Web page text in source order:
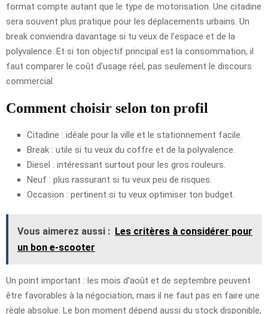
format compte autant que le type de motorisation. Une citadine
sera souvent plus pratique pour les déplacements urbains. Un
break conviendra davantage si tu veux de l’espace et de la
polyvalence. Et si ton objectif principal est la consommation, il
faut comparer le coût d’usage réel, pas seulement le discours
commercial.
Comment choisir selon ton profil
Citadine : idéale pour la ville et le stationnement facile.
Break : utile si tu veux du coffre et de la polyvalence.
Diesel : intéressant surtout pour les gros rouleurs.
Neuf : plus rassurant si tu veux peu de risques.
Occasion : pertinent si tu veux optimiser ton budget.
Vous aimerez aussi : Les critères à considérer pour
un bon e-scooter
Un point important : les mois d’août et de septembre peuvent
être favorables à la négociation, mais il ne faut pas en faire une
règle absolue. Le bon moment dépend aussi du stock disponible,